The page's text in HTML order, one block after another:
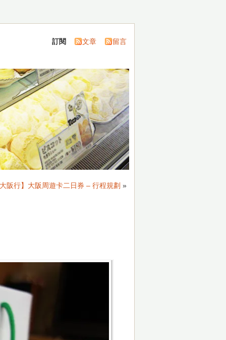
訂閱 文章 留言
阪行】大阪周遊卡二日券 – 行程規劃 »